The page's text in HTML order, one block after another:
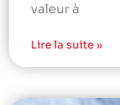
valeur à
Lire la suite »